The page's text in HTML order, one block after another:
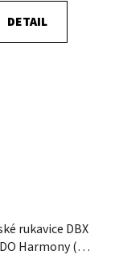
DETAIL
rukavice DBX
Harmony (B-